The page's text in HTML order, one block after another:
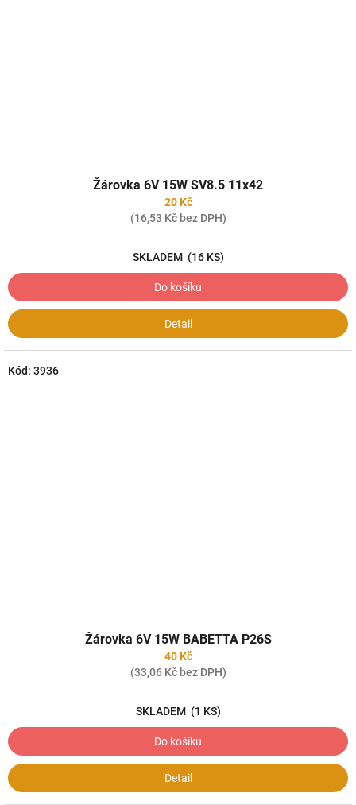
Žárovka 6V 15W SV8.5 11x42
20 Kč
(16,53 Kč bez DPH)
SKLADEM (16 KS)
Do košíku
Detail
Žárovka 6V 15W BABETTA P26S
40 Kč
(33,06 Kč bez DPH)
SKLADEM (1 KS)
Do košíku
Detail
Kód: 3936